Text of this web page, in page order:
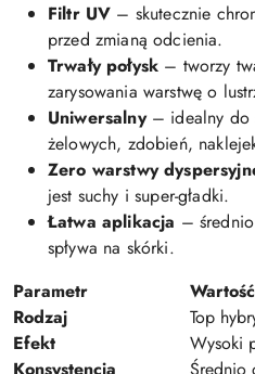
Filtr UV – skutecznie
przed zmianą odcienia.
Trwały połysk – tworzy
zarysowania warstwę o
Uniwersalny– idealny do
żelowych, zdobień,
Zero warstwy
jest suchy i super-gładki.
Łatwa aplikacja –
spływa na skórki.
Parametr
Wartość
Rodzaj
Top
Efekt
Wysoki